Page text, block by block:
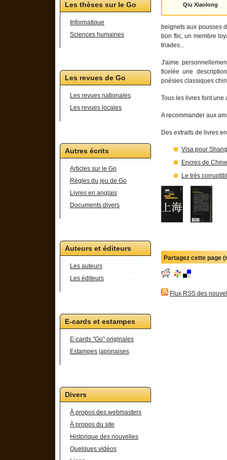
Les thèses sur le Go
Informatique
Sciences humaines
Les revues de Go
Les revues nationales
Les revues locales
Autres écrits
Articles sur le Go
Règles du jeu de Go
Livres en anglais
Documents divers
Auteurs et éditeurs
Les auteurs
Les éditeurs
E-cards et estampes
E-cards "Go" originales
Estampes japonaises
Divers
À propos des webmasters
À propos du site
Historique des nouvelles
Quelques vidéos
Qiu Xiaolong
beignets aux pousses
bon flic, un membre
triades...
J'aime
ficelée une
poésies classiques
Tous les livres font
A recommander aux
Des extraits de livres
Visa pour
Encres de Chine
Le très
Partagez cette page
Flux RSS des